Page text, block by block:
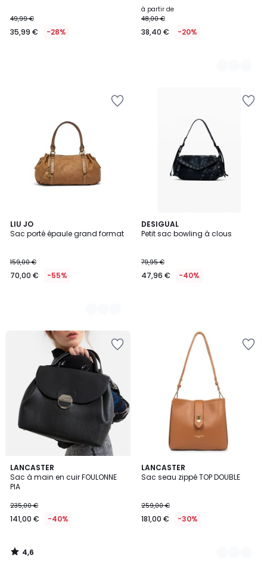
49,99 €
35,99 € -28%
à partir de
48,00 €
38,40 € -20%
LIU JO
Sac porté épaule grand format
159,00 €
70,00 € -55%
4
Couleurs
DESIGUAL
Petit sac bowling à clous
79,95 €
47,96 € -40%
LANCASTER
Sac à main en cuir FOULONNE
PIA
235,00 €
141,00 € -40%
4,6
/ 5
4,6
/
LANCASTER
Sac seau zippé TOP DOUBLE
259,00 €
181,00 € -30%
3
Couleurs